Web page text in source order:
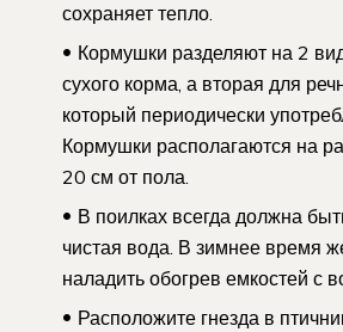
сохраняет тепло.
Кормушки разделяют на 2
сухого корма, а вторая для
который периодически
Кормушки располагаются на
20 см от пола.
В поилках всегда должна
чистая вода. В зимнее время
наладить обогрев емкостей с
Расположите гнезда в